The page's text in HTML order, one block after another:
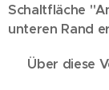
Schaltfläche
unteren Rand
💢 Über diese